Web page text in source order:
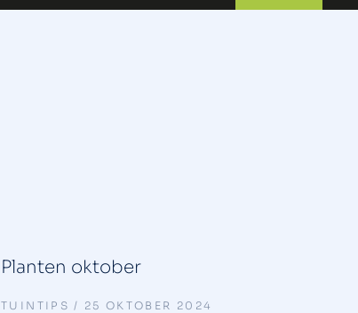
Planten oktober
TUINTIPS 25 OKTOBER 2024